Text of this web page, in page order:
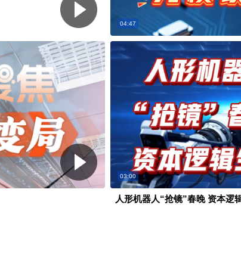
04:47
03:00
人形机器人“抢镜”春晚 资本逻